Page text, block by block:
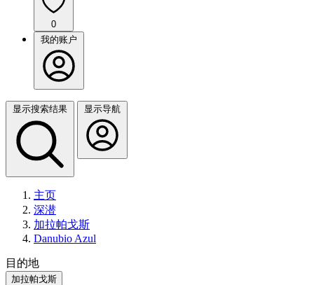
0
我的账户
显示搜索结果 显示导航
主页
深潜
加拉帕戈斯
Danubio Azul
目的地
加拉帕戈斯